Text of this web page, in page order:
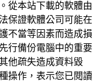
從本站下載的軟體由
保證軟體公司可能在
不當等因素而造成損
行備份電腦中的重要
他疏失造成資料毀
操作，表示您已閱讀